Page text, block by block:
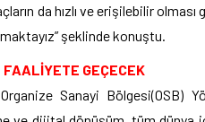
da hızlı ve erişilebilir
şeklinde konuştu.
FAALİYETE GEÇECEK
Sanayi Bölgesi(OSB)